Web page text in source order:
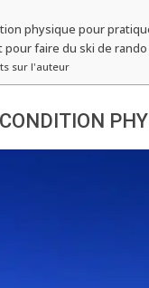
physique pour
faire du ski de rando
sur l'auteur